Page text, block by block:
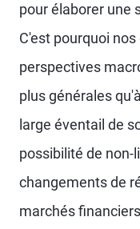
pour élaborer une
C'est pourquoi
perspectives
plus générales
large éventail de
possibilité de
changements de
marchés